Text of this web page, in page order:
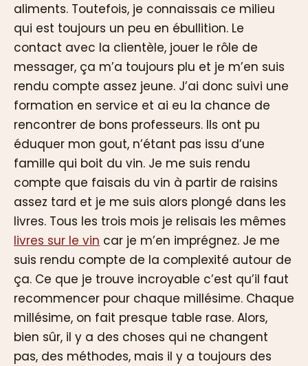
aliments. Toutefois, je connaissais ce milieu
qui est toujours un peu en ébullition. Le
contact avec la clientèle, jouer le rôle de
messager, ça m’a toujours plu et je m’en suis
rendu compte assez jeune. J’ai donc suivi une
formation en service et ai eu la chance de
rencontrer de bons professeurs. Ils ont pu
éduquer mon gout, n’étant pas issu d’une
famille qui boit du vin. Je me suis rendu
compte que faisais du vin à partir de raisins
assez tard et je me suis alors plongé dans les
livres. Tous les trois mois je relisais les mêmes
livres sur le vin car je m’en imprégnez. Je me
suis rendu compte de la complexité autour de
ça. Ce que je trouve incroyable c’est qu’il faut
recommencer pour chaque millésime. Chaque
millésime, on fait presque table rase. Alors,
bien sûr, il y a des choses qui ne changent
pas, des méthodes, mais il y a toujours des